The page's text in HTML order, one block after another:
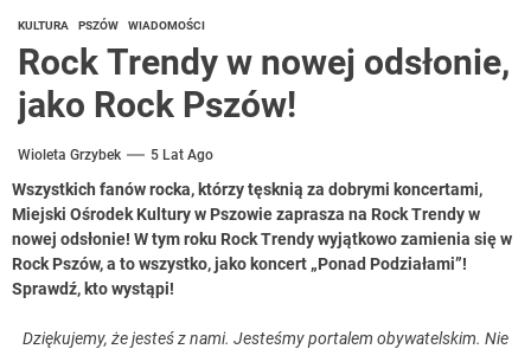
KULTURA PSZÓW WIADOMOŚCI
Rock Trendy w nowej odsłonie,
jako Rock Pszów!
Wioleta Grzybek 5 Lat Ago
Wszystkich fanów rocka, którzy tęsknią za dobrymi koncertami,
Miejski Ośrodek Kultury w Pszowie zaprasza na Rock Trendy w
nowej odsłonie! W tym roku Rock Trendy wyjątkowo zamienia się w
Rock Pszów, a to wszystko, jako koncert „Ponad Podziałami”!
Sprawdź, kto wystąpi!
Dziękujemy, że jesteś z nami. Jesteśmy portalem obywatelskim. Nie